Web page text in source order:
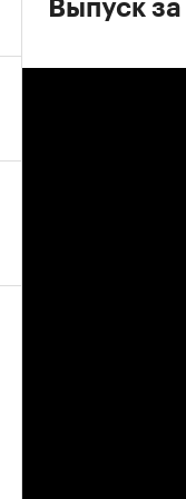
Выпуск